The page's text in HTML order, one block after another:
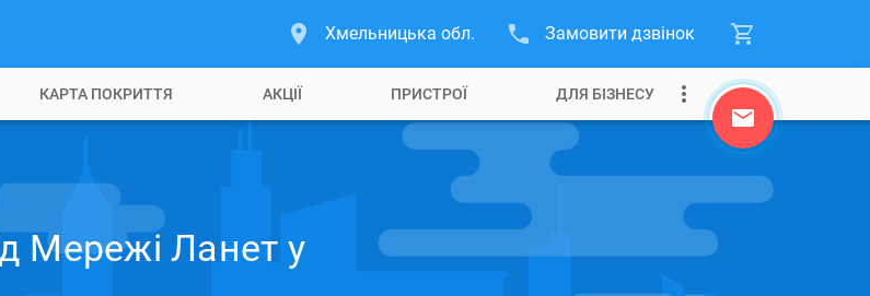
Хмельницька обл. Замовити дзвінок
КАРТА ПОКРИТТЯ АКЦІЇ ПРИСТРОЇ ДЛЯ БІЗНЕСУ
Мережі Ланет у